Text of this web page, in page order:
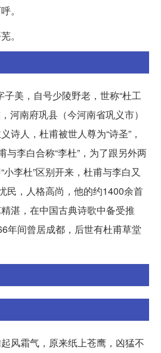
。
。
美，自号少陵野老，世称“杜工
河南府巩县（今河南省巩义市）
诗人，杜甫被世人尊为“诗圣”，
与李白合称“李杜”，为了跟另外两
李杜”区别开来，杜甫与李白又
民，人格高尚，他的约1400余首
湛，在中国古典诗歌中备受推
年间曾居成都，后世有杜甫草堂
风霜气，原来纸上苍鹰，凶猛不